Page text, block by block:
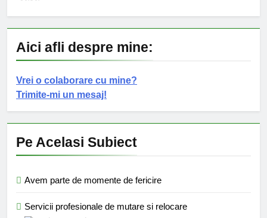
Aici afli despre mine:
Vrei o colaborare cu mine?
Trimite-mi un mesaj!
Pe Acelasi Subiect
Avem parte de momente de fericire
Servicii profesionale de mutare si relocare